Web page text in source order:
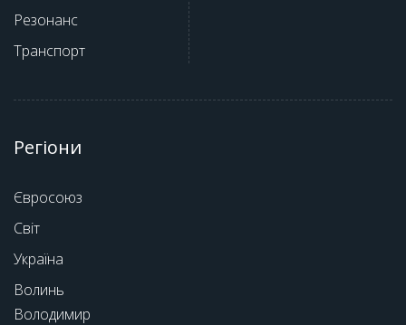
Резонанс
Транспорт
Регіони
Євросоюз
Світ
Україна
Волинь
Володимир